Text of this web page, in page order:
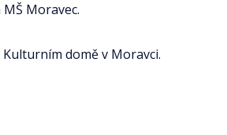
Moravec.
Kulturním domě v Moravci.